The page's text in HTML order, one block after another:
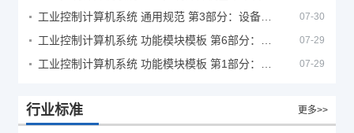
07-30
07-29
07-29
行业标准 更多>>